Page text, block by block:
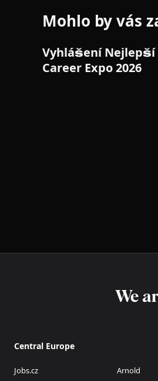
Mohlo by vás
HLAVNÍ STAGE
Vyhlášení Nejlepší
Career Expo 2026
We
Central Europe
Jobs.cz
Arnold